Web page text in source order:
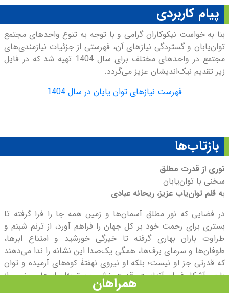
بنا به خواست نيکوکاران گرامی و با توجه به تنوع واحدهای مجتمع
توان‌‌يابان و گستردگی نيازهای آن، فهرستی از جزئيات نيازمندی‌های
مجتمع در واحدهای مختلف برای سال 1404 تهيه شد که در فايل
زير تقديم نيک‌انديشان عزیز می‌گردد.
فهرست نیازهای توان یایان در سال 1404
پيام کاربردی
نوری از قدرت مطلق
سخنی با توان‌يابان
به قلم توان‌ياب عزيز، ريحانه عبادی
در فضایی که نور مطلق آسمان‌ها و زمین همه جا را فرا گرفته تا
بستری برای رحمت خود بر کل جهان را فراهم آورد، از ترنم شبنم و
طراوت باران بهاری گرفته تا خیرگی خورشید و امتناع ابرها،
طوفان‌ها و سرمای برف‌ها، همگی یک‌صدا این نشانه را ندا می‌دهند
که قدرتی جز او نیست؛ بلکه او نیروی نهفتۀ کوه‌های آرمیده و توان
بارز و آشکار فوران آنهاست. قدرت خشم و برق برّان ابرهای مغموم از
بازتاب‌ها
همراهان